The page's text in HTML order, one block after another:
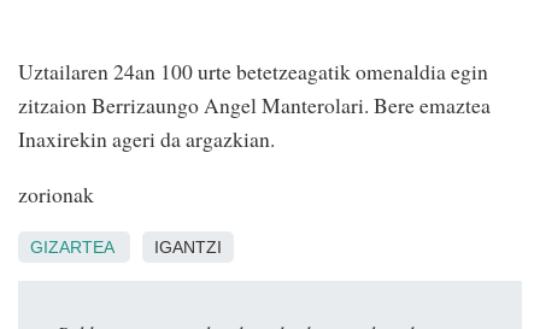
Uztailaren 24an 100 urte betetzeagatik omenaldia egin
zitzaion Berrizaungo Angel Manterolari. Bere emaztea
Inaxirekin ageri da argazkian.
zorionak
GIZARTEA IGANTZI